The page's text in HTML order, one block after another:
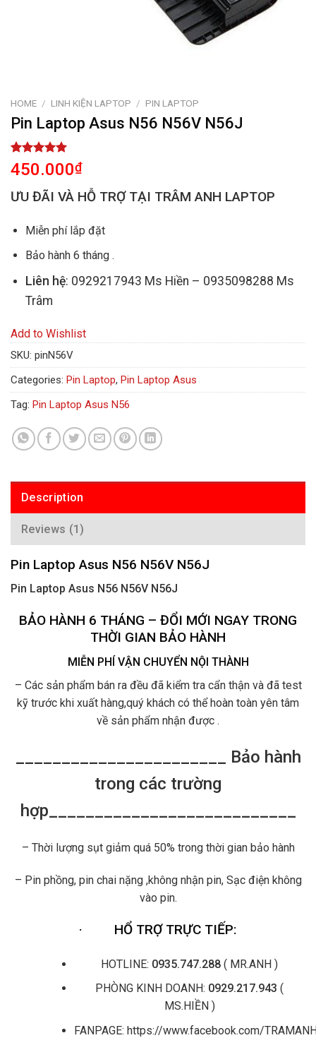
HOME / LINH KIỆN LAPTOP / PIN LAPTOP
Pin Laptop Asus N56 N56V N56J
Rated
5.00
out of 5
1
customer
450.000₫
ƯU ĐÃI VÀ HỖ TRỢ TẠI TRÂM ANH LAPTOP
Miễn phí lắp đặt
Bảo hành 6 tháng .
Liên hệ: 0929217943 Ms Hiền – 0935098288 Ms
Trâm
Add to Wishlist
SKU: pinN56V
Categories: Pin Laptop, Pin Laptop Asus
Tag: Pin Laptop Asus N56
Description
Reviews (1)
Pin Laptop Asus N56 N56V N56J
Pin Laptop Asus N56 N56V N56J
BẢO HÀNH 6 THÁNG – ĐỔI MỚI NGAY TRONG
THỜI GIAN BẢO HÀNH
MIỄN PHÍ VẬN CHUYỂN NỘI THÀNH
– Các sản phẩm bán ra đều đã kiểm tra cẩn thận và đã test
kỹ trước khi xuất hàng,quý khách có thể hoàn toàn yên tâm
về sản phẩm nhận được .
_______________________ Bảo hành
trong các trường
hợp___________________________
– Thời lượng sụt giảm quá 50% trong thời gian bảo hành
– Pin phồng, pin chai nặng ,không nhận pin, Sạc điện không
vào pin.
· HỔ TRỢ TRỰC TIẾP:
HOTLINE: 0935.747.288 ( MR.ANH )
PHÒNG KINH DOANH: 0929.217.943 (
MS.HIỀN )
FANPAGE: https://www.facebook.com/